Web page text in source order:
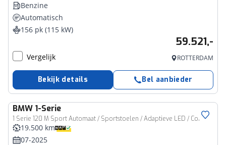
Benzine
Automatisch
156 pk (115 kW)
59.521,-
Vergelijk ROTTERDAM
Bekijk details Bel aanbieder
BMW 1-Serie
1 Serie 120 M Sport Automaat / Sportstoelen / Adaptieve LED / Comfort Access / Achteruitrijcamera / M Adaptief onderstel / Stuurverwarming
19.500 km
07-2025